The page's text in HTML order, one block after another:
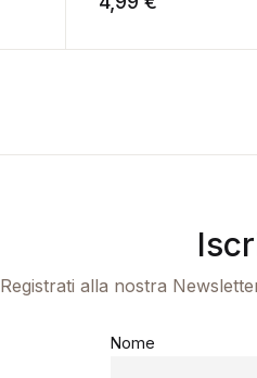
Registrati alla nostra
Nome